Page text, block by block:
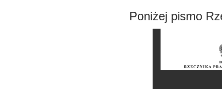
Poniżej pismo